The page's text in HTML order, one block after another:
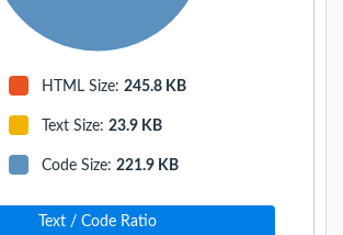
HTML Size: 245.8 KB
Text Size: 23.9 KB
Code Size: 221.9 KB
Text / Code Ratio